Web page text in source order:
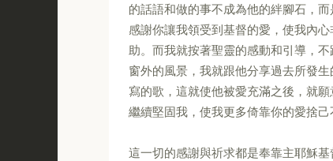
的話語和做的事不成為他的絆腳石，
感謝你讓我領受到基督的愛，使我內
助。而我就按著聖靈的感動和引導，
窗外的風景，我就跟他分享過去所發
寫的歌，這就使他被愛充滿之後，就
繼續堅固我，使我更多倚靠你的愛捨
這一切的感謝與祈求都是奉靠主耶穌基